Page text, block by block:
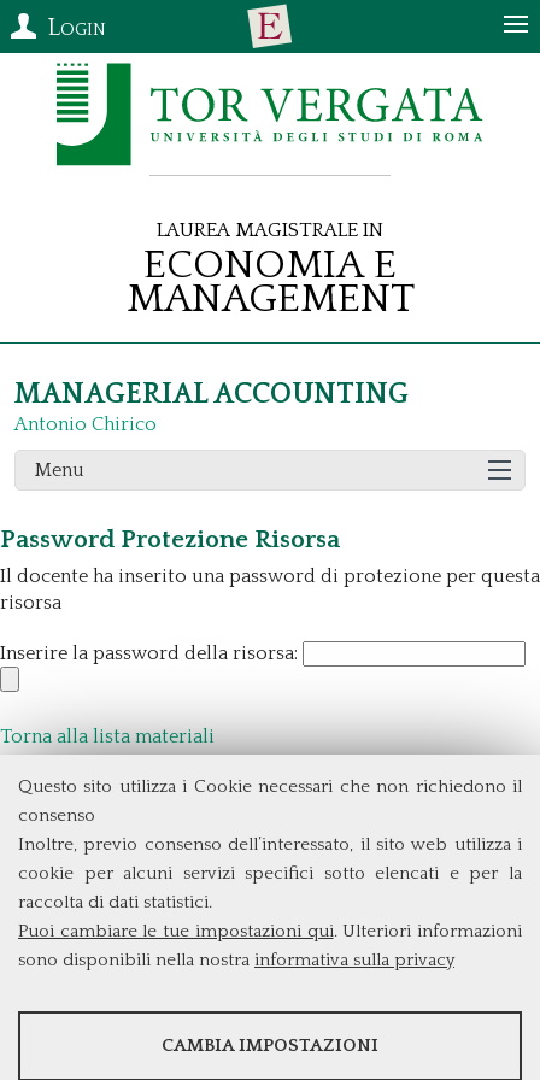
Questo sito utilizza i Cookie necessari che non richiedono il
consenso
Inoltre, previo consenso dell’interessato, il sito web utilizza i
cookie per alcuni servizi specifici sotto elencati e per la
raccolta di dati statistici.
Puoi cambiare le tue impostazioni qui. Ulteriori informazioni
sono disponibili nella nostra informativa sulla privacy
STATISTICHE
CAMBIA IMPOSTAZIONI
Login
Laurea Magistrale in
Economia e
Management
MANAGERIAL ACCOUNTING
Antonio Chirico
Menu
Password Protezione Risorsa
Il docente ha inserito una password di protezione per questa
risorsa
Inserire la password della risorsa:
Torna alla lista materiali
Università degli Studi di Roma Tor Vergata
Via Columbia, 2
00133 Roma (Italia)
Tel. +39 06 7259 3299/5837
biennio@clem.uniroma2.it